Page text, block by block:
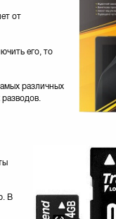
от
его, то
различных
В